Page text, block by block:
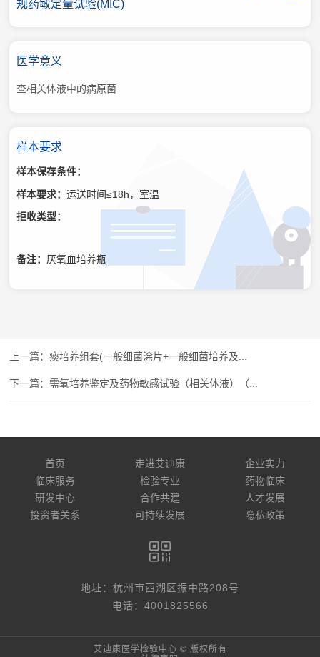
规药敏定量试验(MIC)
医学意义
查相关体液中的病原菌
样本要求
样本保存条件：
样本要求：运送时间≤18h，室温
拒收类型：
备注： 厌氧血培养瓶
痰培养组套(一般细菌涂片+一般细菌培养及...
需氧培养鉴定及药物敏感试验（相关体液）（...
首页 走进艾迪康
企业实力
临床服务
检验专业
药物临床
研发中心
合作共建
人才发展
投资者关系
可持续发展 隐私政策
地址：杭州市西湖区振中路208号
电话：4001825566
艾迪康医学检验中心 © 版权所有